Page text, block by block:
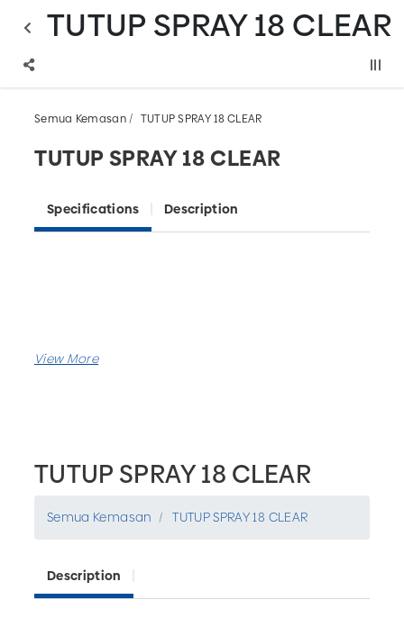
TUTUP SPRAY 18 CLEAR
Semua Kemasan TUTUP SPRAY 18 CLEAR
TUTUP SPRAY 18 CLEAR
Specifications Description
TUTUP SPRAY 18 CLEAR
Semua Kemasan TUTUP SPRAY 18 CLEAR
Description